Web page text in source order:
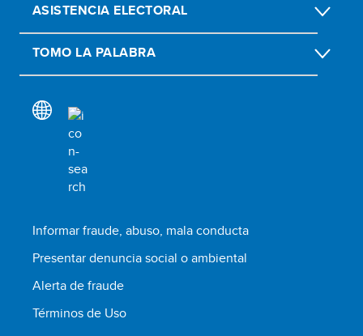
ASISTENCIA ELECTORAL
TOMO LA PALABRA
Informar fraude, abuso, mala conducta
Presentar denuncia social o ambiental
Alerta de fraude
Términos de Uso